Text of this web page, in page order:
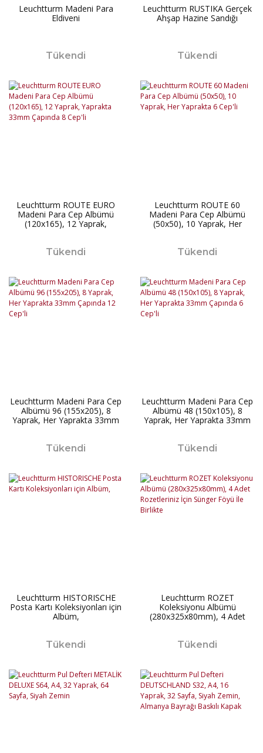
Leuchtturm Madeni Para
Eldiveni
Tükendi
Leuchtturm RUSTIKA Gerçek
Ahşap Hazine Sandığı
Tükendi
Leuchtturm ROUTE EURO
Madeni Para Cep Albümü
(120x165), 12 Yaprak,
Tükendi
Leuchtturm ROUTE 60
Madeni Para Cep Albümü
(50x50), 10 Yaprak, Her
Tükendi
Leuchtturm Madeni Para Cep
Albümü 96 (155x205), 8
Yaprak, Her Yaprakta 33mm
Tükendi
Leuchtturm Madeni Para Cep
Albümü 48 (150x105), 8
Yaprak, Her Yaprakta 33mm
Tükendi
Leuchtturm HISTORISCHE
Posta Kartı Koleksiyonları için
Albüm,
Tükendi
Leuchtturm ROZET
Koleksiyonu Albümü
(280x325x80mm), 4 Adet
Tükendi